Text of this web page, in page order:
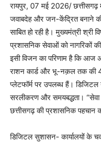
रायपुर, 07 मई 2026/ छत्तीसगढ़
जवाबदेह और जन-केंद्रित बनाने
साबित हो रही है। मुख्यमंत्री श्री
प्रशासनिक सेवाओं को नागरिकों
इसी विजन का परिणाम है कि आज
राशन कार्ड और भू-नक़ल तक की
प्लेटफॉर्म पर उपलब्ध हैं।
सरलीकरण और समयबद्धता। “सेवा
छत्तीसगढ़ की प्रशासनिक पहचान
डिजिटल सुशासन- कार्यालयों के